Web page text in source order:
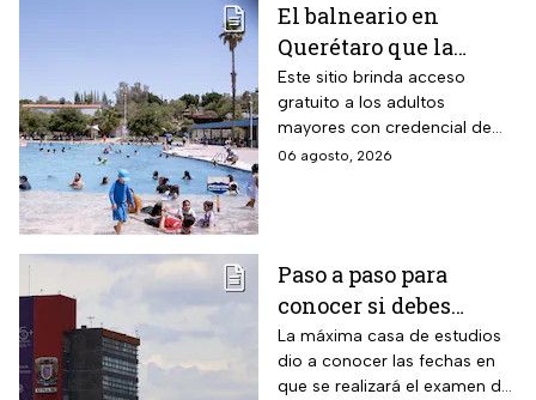
El balneario en
Querétaro que la
Profeco marcó como el
más barato de México:
tiene alberca para la
tercera edad y todas
Este sitio brinda acceso
gratuito a los adultos
mayores con credencial de
INAPAM vigente
06 agosto, 2026
Paso a paso para
conocer si debes
realizar el examen de
control de la UNAM
La máxima casa de estudios
dio a conocer las fechas en
que se realizará el examen de